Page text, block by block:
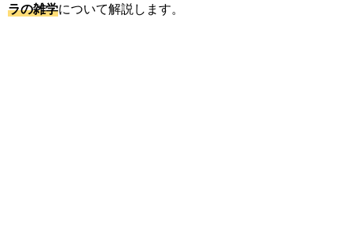
ラの雑学について解説します。
スポーツ雑学